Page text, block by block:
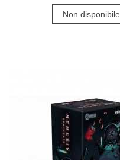
Non disponibile